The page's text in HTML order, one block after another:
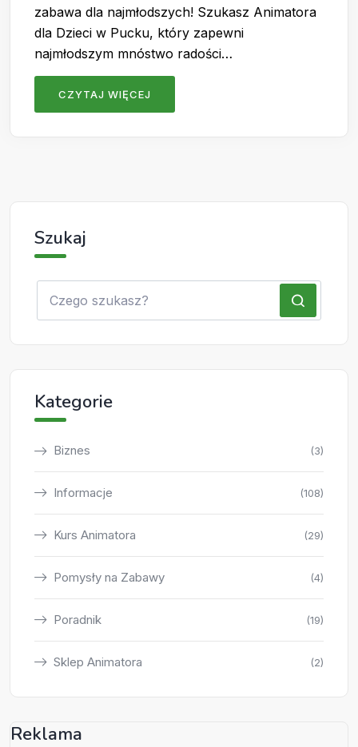
zabawa dla najmłodszych! Szukasz Animatora
dla Dzieci w Pucku, który zapewni
najmłodszym mnóstwo radości…
CZYTAJ WIĘCEJ
Szukaj
Kategorie
Biznes (3)
Informacje (108)
Kurs Animatora (29)
Pomysły na Zabawy (4)
Poradnik (19)
Sklep Animatora (2)
Reklama